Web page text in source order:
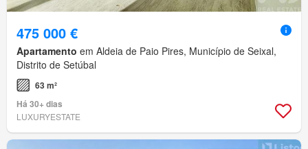
475 000 €
Apartamento em Aldeia de Paio Pires, Município de Seixal,
Distrito de Setúbal
63 m²
Há 30+ dias
LUXURYESTATE